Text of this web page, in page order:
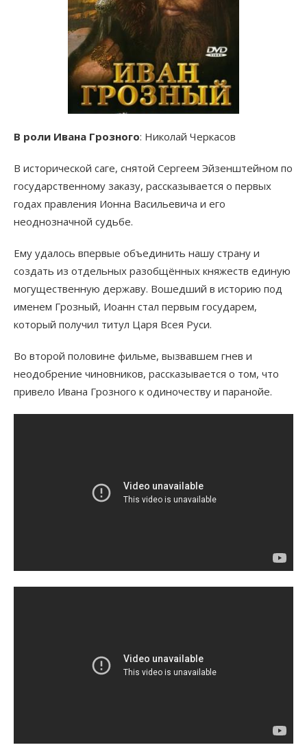
В роли Ивана Грозного: Николай Черкасов
В исторической саге, снятой Сергеем Эйзенштейном по
государственному заказу, рассказывается о первых
годах правления Ионна Васильевича и его
неоднозначной судьбе.
Ему удалось впервые объединить нашу страну и
создать из отдельных разобщённых княжеств единую
могущественную державу. Вошедший в историю под
именем Грозный, Иоанн стал первым государем,
который получил титул Царя Всея Руси.
Во второй половине фильме, вызвавшем гнев и
неодобрение чиновников, рассказывается о том, что
привело Ивана Грозного к одиночеству и паранойе.